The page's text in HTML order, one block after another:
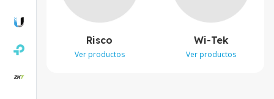
Risco
Ver productos
Wi-Tek
Ver productos